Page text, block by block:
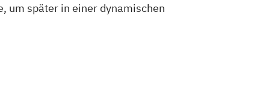
um später in einer dynamischen